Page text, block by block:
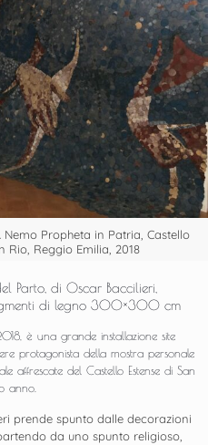
Propheta in Patria, Castello
Rio, Reggio Emilia, 2018
Parto, di Oscar Baccilieri,
di legno 300×300 cm
è una grande installazione site
protagonista della mostra personale
affrescate del Castello Estense di San
anno.
prende spunto dalle decorazioni
da uno spunto religioso,